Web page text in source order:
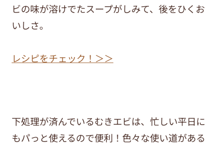
ビの味が溶けでたスープがしみて、後をひくお
いしさ。
レシピをチェック！＞＞
下処理が済んでいるむきエビは、忙しい平日に
もパっと使えるので便利！色々な使い道がある